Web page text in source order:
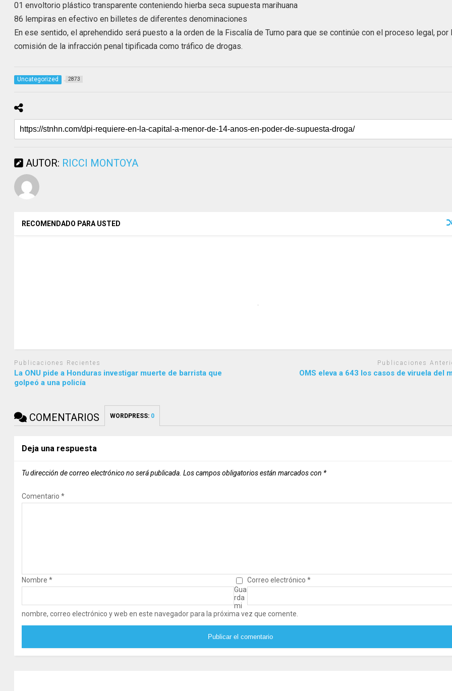
01 envoltorio plástico transparente conteniendo hierba seca supuesta marihuana
86 lempiras en efectivo en billetes de diferentes denominaciones
En ese sentido, el aprehendido será puesto a la orden de la Fiscalía de Turno para que se continúe con el proceso legal, por
comisión de la infracción penal tipificada como tráfico de drogas.
Uncategorized 2873
AUTOR: RICCI MONTOYA
RECOMENDADO PARA USTED
Publicaciones Recientes
La ONU pide a Honduras investigar muerte de barrista que
golpeó a una policía
Publicaciones
OMS eleva a 643 los casos de viruela del
COMENTARIOS WORDPRESS: 0
Deja una respuesta
Tu dirección de correo electrónico no será publicada. Los campos obligatorios están marcados con *
Comentario*
Nombre* Correo electrónico *
Gua
rda
mi
nombre, correo electrónico y web en este navegador para la próxima vez que comente.